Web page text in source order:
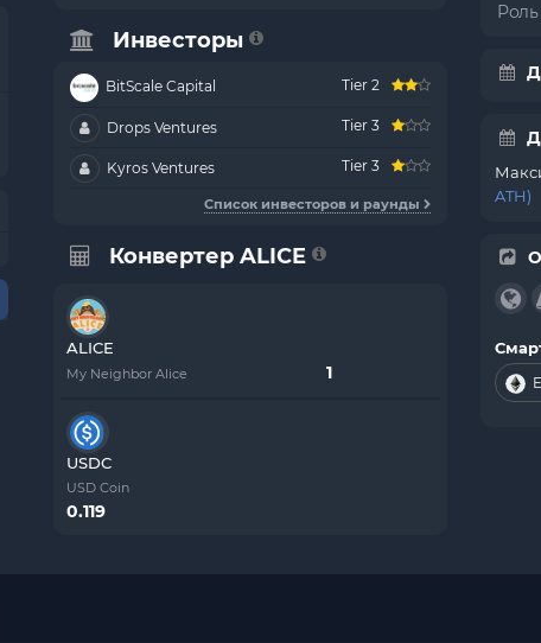
Инвесторы
BitScale Capital Tier 2
Drops Ventures Tier 3
Kyros Ventures Tier 3
Список инвесторов и раунды
Конвертер ALICE
ALICE
My Neighbor Alice
USDC
USD Coin
0.119
ATH)